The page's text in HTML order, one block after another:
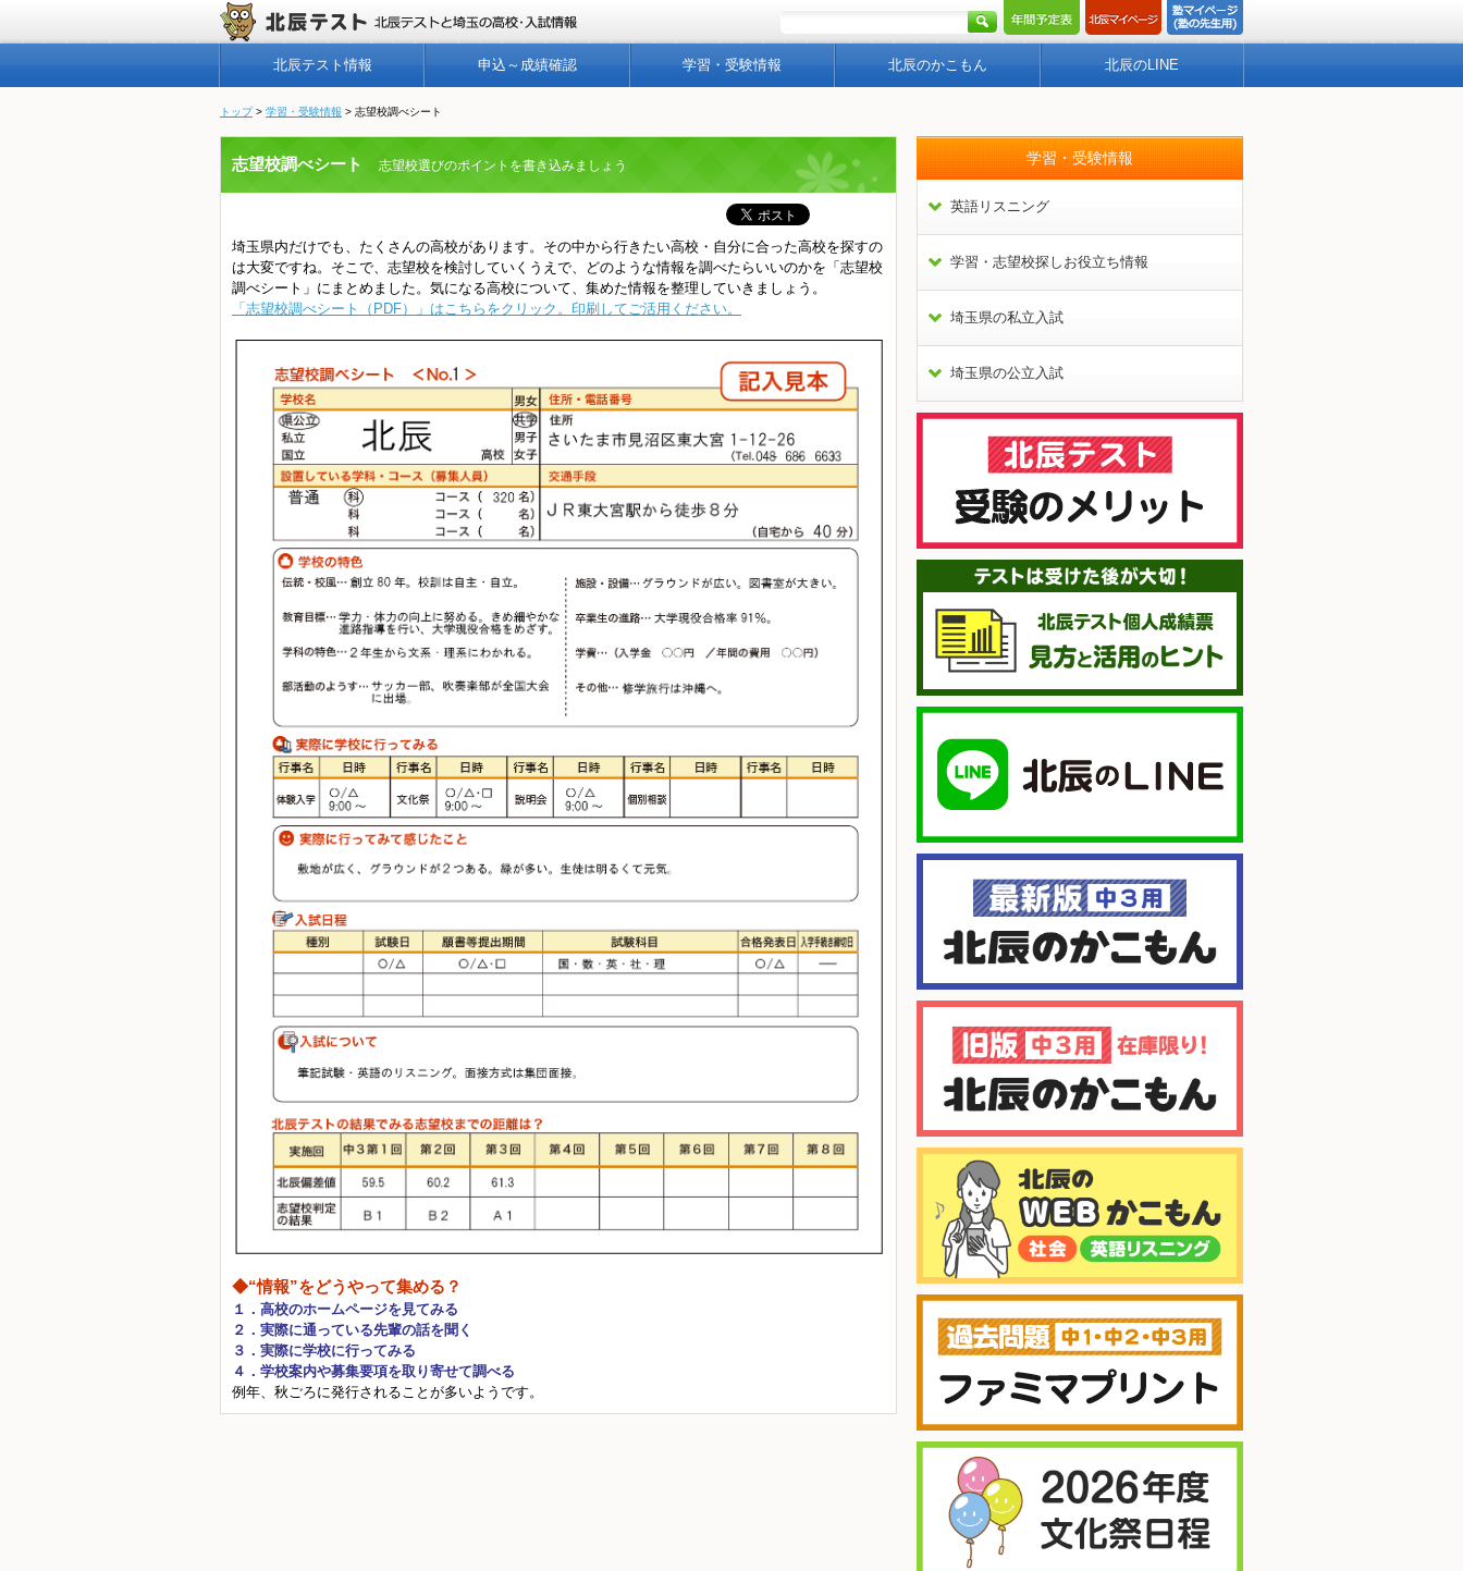
北辰テスト情報 申込～成績確認 学習・受験情報 北辰のかこもん 北辰のLINE
トップ> 学習・受験情報 > 志望校調べシート
志望校調べシート 志望校選びのポイントを書き込みましょう
埼玉県内だけでも、たくさんの高校があります。その中から行きたい高校・自分に合った高校を探すの
は大変ですね。そこで、志望校を検討していくうえで、どのような情報を調べたらいいのかを「志望校
調べシート」にまとめました。気になる高校について、集めた情報を整理していきましょう。
「志望校調べシート（PDF）」はこちらをクリック。印刷してご活用ください。
◆“情報”をどうやって集める？
１．高校のホームページを見てみる
２．実際に通っている先輩の話を聞く
３．実際に学校に行ってみる
４．学校案内や募集要項を取り寄せて調べる
例年、秋ごろに発行されることが多いようです。
学習・受験情報
英語リスニング
学習・志望校探しお役立ち情報
埼玉県の私立入試
埼玉県の公立入試